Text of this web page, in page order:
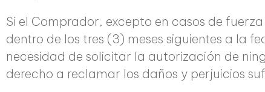
Si el Comprador, excepto en casos de
dentro de los tres (3) meses siguientes a la
necesidad de solicitar la autorización de
derecho a reclamar los daños y perjuicios